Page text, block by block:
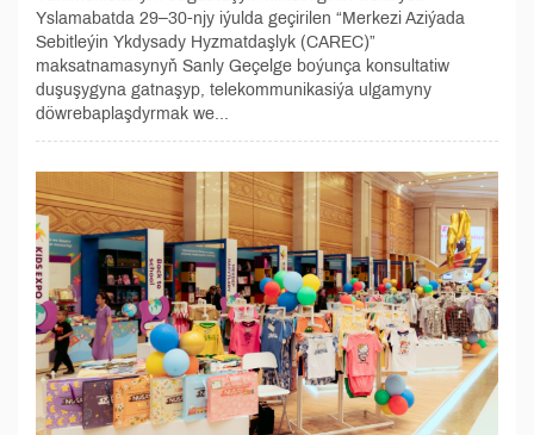
Yslamabatda 29–30-njy iýulda geçirilen “Merkezi Aziýada
Sebitleýin Ykdysady Hyzmatdaşlyk (CAREC)”
maksatnamasynyň Sanly Geçelge boýunça konsultatiw
duşuşygyna gatnaşyp, telekommunikasiýa ulgamyny
döwrebaplaşdyrmak we...